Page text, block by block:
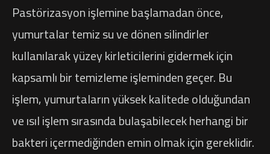
Pastörizasyon işlemine başlamadan önce,
yumurtalar temiz su ve dönen silindirler
kullanılarak yüzey kirleticilerini gidermek için
kapsamlı bir temizleme işleminden geçer. Bu
işlem, yumurtaların yüksek kalitede olduğundan
ve ısıl işlem sırasında bulaşabilecek herhangi bir
bakteri içermediğinden emin olmak için gereklidir.